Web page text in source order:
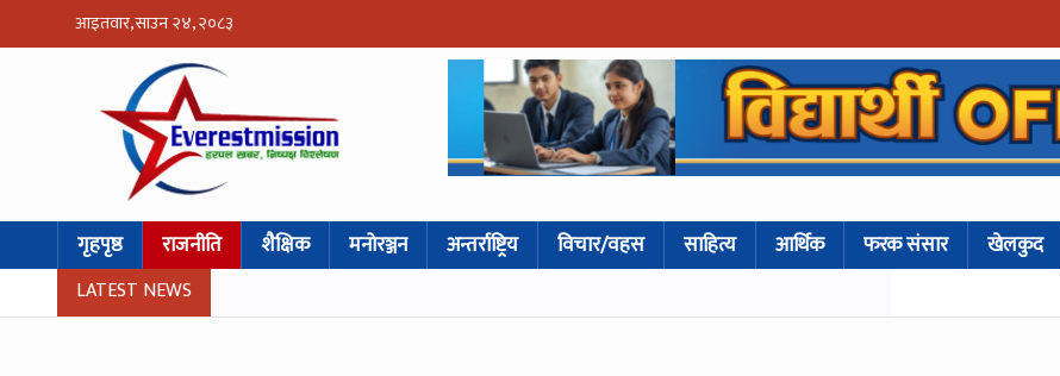
आइतवार, साउन २४, २०८३
गृहपृष्ठ राजनीति शैक्षिक मनोरञ्जन अन्तर्राष्ट्रिय विचार/वहस साहित्य आर्थिक फरक संसार खेलकुद
LATEST NEWS